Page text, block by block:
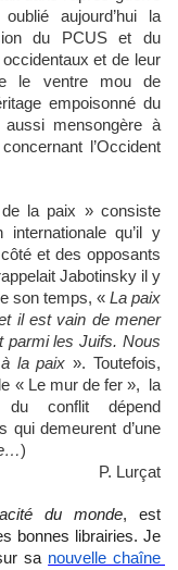
aujourd’hui la
du PCUS et du
et de leur
le ventre mou de
empoisonné du
mensongère à
concernant l’Occident
paix » consiste
internationale qu’il y
et des opposants
Jabotinsky il y
son temps, « La paix
il est vain de mener
parmi les Juifs. Nous
la paix ». Toutefois,
« Le mur de fer », la
du conflit dépend
qui demeurent d’une
)
P. Lurçat
du monde, est
bonnes librairies. Je
sa nouvelle chaîne